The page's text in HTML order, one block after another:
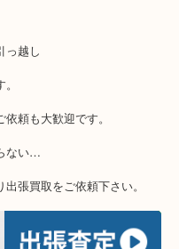
休営業中
引っ越し
す。